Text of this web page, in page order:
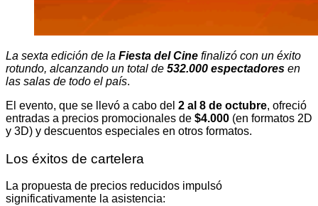
La sexta edición de la Fiesta del Cine finalizó con un éxito
rotundo, alcanzando un total de 532.000 espectadores en
las salas de todo el país.
El evento, que se llevó a cabo del 2 al 8 de octubre, ofreció
entradas a precios promocionales de $4.000 (en formatos 2D
y 3D) y descuentos especiales en otros formatos.
Los éxitos de cartelera
La propuesta de precios reducidos impulsó
significativamente la asistencia: